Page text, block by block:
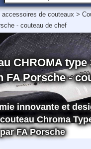
accessoires de couteaux >
- couteau de chef
CHROMA type
FA Porsche -
innovante et
Chroma
FA Porsche